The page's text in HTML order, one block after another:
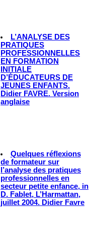
L’ANALYSE DES
PRATIQUES
PROFESSIONNELLES
EN FORMATION
INITIALE
D’ÉDUCATEURS DE
JEUNES ENFANTS.
Didier FAVRE. Version
anglaise
Quelques réflexions
de formateur sur
l’analyse des pratiques
professionnelles en
secteur petite enfance, in
D. Fablet, L’Harmattan,
juillet 2004. Didier Favre